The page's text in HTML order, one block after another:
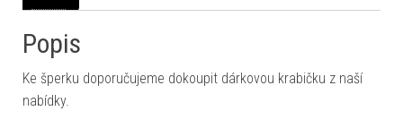
Popis
Ke šperku doporučujeme dokoupit dárkovou krabičku z naší
nabídky.